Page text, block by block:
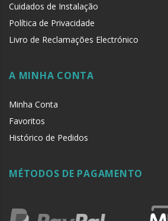
Cuidados de Instalação
Política de Privacidade
Livro de Reclamações Electrónico
A MINHA CONTA
Minha Conta
Favoritos
Histórico de Pedidos
MÉTODOS DE PAGAMENTO